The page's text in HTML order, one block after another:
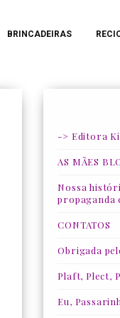
BRINCADEIRAS
-> Editora
AS MÃES
Nossa
propaganda
CONTATOS
Obrigada
Plaft, Plect,
Eu,